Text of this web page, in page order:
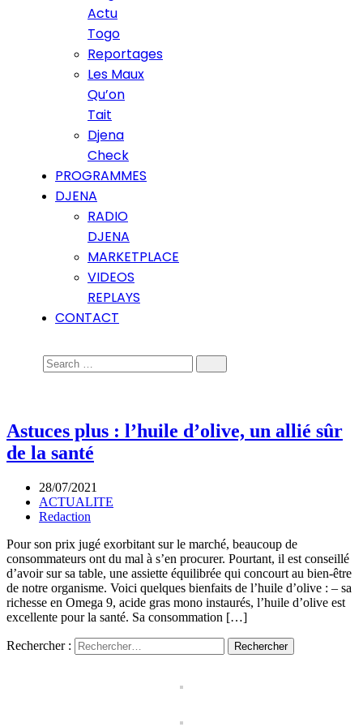
Actu
Togo
Reportages
Les Maux
Qu’on
Tait
Djena
Check
PROGRAMMES
DJENA
RADIO
DJENA
MARKETPLACE
VIDEOS
REPLAYS
CONTACT
Astuces plus : l’huile d’olive, un allié sûr
de la santé
28/07/2021
ACTUALITE
Redaction
Pour son prix jugé exorbitant sur le marché, beaucoup de
consommateurs ont du mal à s’en procurer. Pourtant, il est conseillé
d’avoir sur sa table, une assiette équilibrée qui concourt au bien-être
de notre organisme. Voici quelques bienfaits de l’huile d’olive : – sa
richesse en Omega 9, acide gras mono instaurés, l’huile d’olive est
excellente pour la santé. Sa consommation […]
Rechercher :